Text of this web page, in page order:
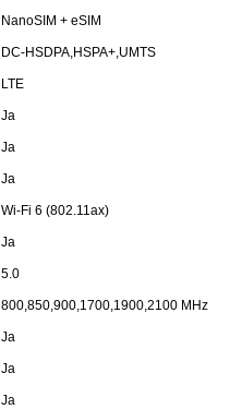
NanoSIM + eSIM
DC-HSDPA,HSPA+,UMTS
LTE
Ja
Ja
Ja
Wi-Fi 6 (802.11ax)
Ja
5.0
800,850,900,1700,1900,2100 MHz
Ja
Ja
Ja